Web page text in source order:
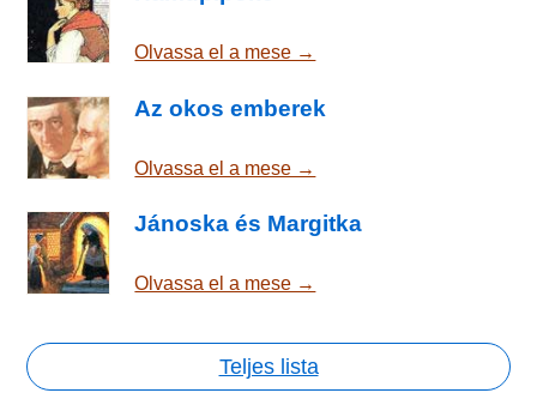
Olvassa el a mese →
Az okos emberek
Olvassa el a mese →
Jánoska és Margitka
Olvassa el a mese →
Teljes lista